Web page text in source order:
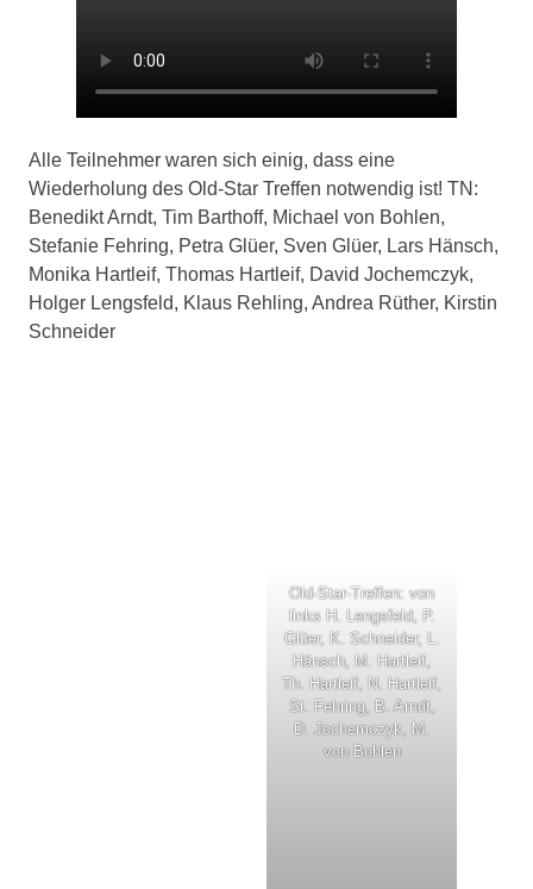
Alle Teilnehmer waren sich einig, dass eine
Wiederholung des Old-Star Treffen notwendig ist! TN:
Benedikt Arndt, Tim Barthoff, Michael von Bohlen,
Stefanie Fehring, Petra Glüer, Sven Glüer, Lars Hänsch,
Monika Hartleif, Thomas Hartleif, David Jochemczyk,
Holger Lengsfeld, Klaus Rehling, Andrea Rüther, Kirstin
Schneider
Old-Star-Treffen: von
links H. Lengsfeld, P.
Glüer, K. Schneider, L.
Hänsch, M. Hartleif,
Th. Hartleif, N. Hartleif,
St. Fehring, B. Arndt,
D. Jochemczyk, M.
von Bohlen